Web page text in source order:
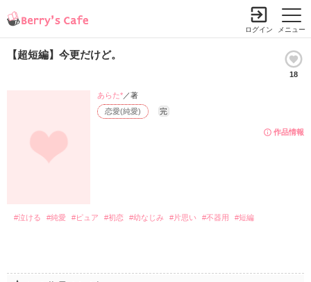
メニュー
ログイン
【超短編】今更だけど。
18
作品情報
恋愛(純愛) 完
あらた*／著
#泣ける #純愛 #ピュア #初恋 #幼なじみ #片思い #不器用 #短編